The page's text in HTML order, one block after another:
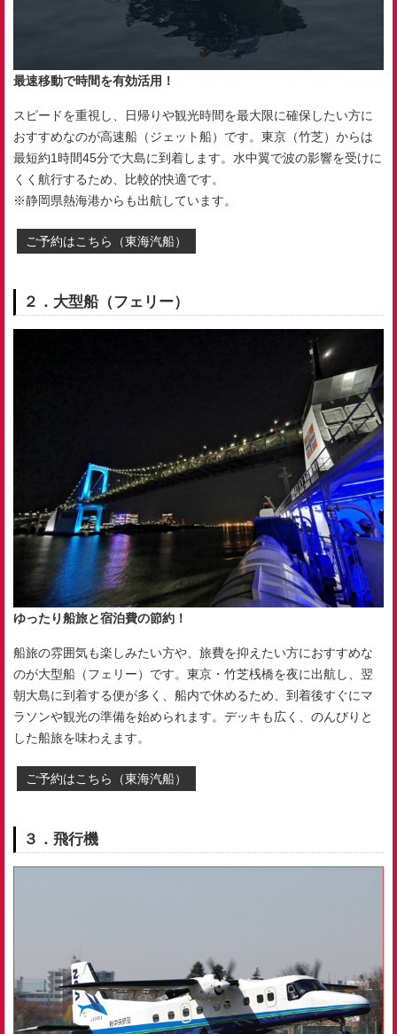
最速移動で時間を有効活用！
スピードを重視し、日帰りや観光時間を最大限に確保したい方に
おすすめなのが高速船（ジェット船）です。東京（竹芝）からは
最短約1時間45分で大島に到着します。水中翼で波の影響を受けに
くく航行するため、比較的快適です。
※静岡県熱海港からも出航しています。
ご予約はこちら（東海汽船）
２．大型船（フェリー）
ゆったり船旅と宿泊費の節約！
船旅の雰囲気も楽しみたい方や、旅費を抑えたい方におすすめな
のが大型船（フェリー）です。東京・竹芝桟橋を夜に出航し、翌
朝大島に到着する便が多く、船内で休めるため、到着後すぐにマ
ラソンや観光の準備を始められます。デッキも広く、のんびりと
した船旅を味わえます。
ご予約はこちら（東海汽船）
３．飛行機